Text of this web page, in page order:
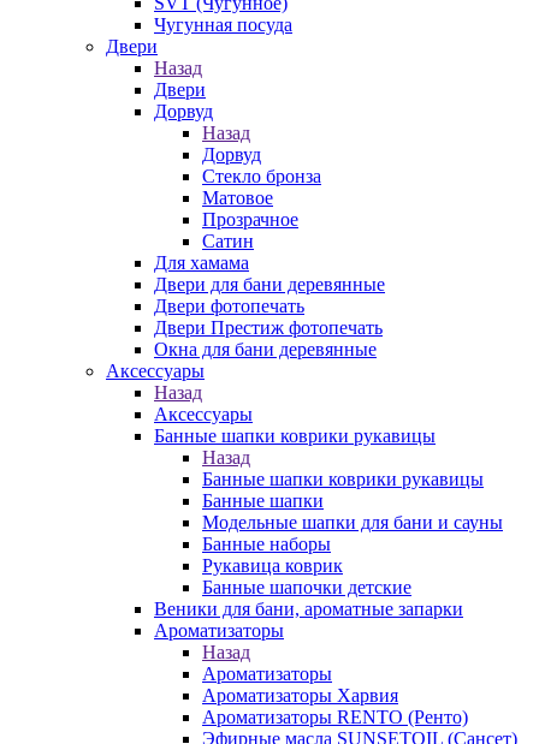
Чугунная посуда
Двери
Назад
Двери
Дорвуд
Назад
Дорвуд
Стекло бронза
Матовое
Прозрачное
Сатин
Для хамама
Двери для бани деревянные
Двери фотопечать
Двери Престиж фотопечать
Окна для бани деревянные
Аксессуары
Назад
Аксессуары
Банные шапки коврики рукавицы
Назад
Банные шапки коврики рукавицы
Банные шапки
Модельные шапки для бани и сауны
Банные наборы
Рукавица коврик
Банные шапочки детские
Веники для бани, ароматные запарки
Ароматизаторы
Назад
Ароматизаторы
Ароматизаторы Харвия
Ароматизаторы RENTO (Ренто)
Эфирные масла SUNSETOIL (Сансет)